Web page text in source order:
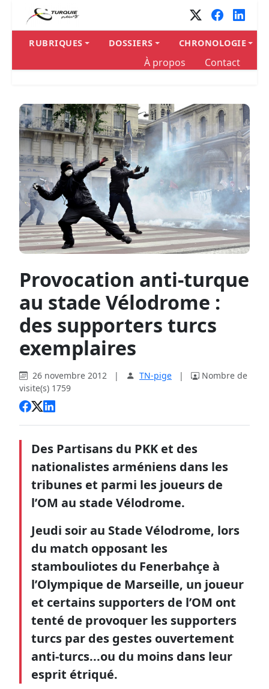
RUBRIQUES DOSSIERS CHRONOLOGIE
À propos Contact
Provocation anti-turque
au stade Vélodrome :
des supporters turcs
exemplaires
26 novembre 2012 | TN-pige |
Nombre de
visite(s) 1759
Des Partisans du PKK et des
nationalistes arméniens dans les
tribunes et parmi les joueurs de
l’OM au stade Vélodrome.
Jeudi soir au Stade Vélodrome, lors
du match opposant les
stambouliotes du Fenerbahçe à
l’Olympique de Marseille, un joueur
et certains supporters de l’OM ont
tenté de provoquer les supporters
turcs par des gestes ouvertement
anti-turcs...ou du moins dans leur
esprit étriqué.